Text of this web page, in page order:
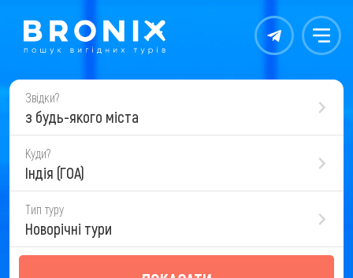
Контакты Меню
Звідки?
з будь-якого міста
Куди?
Індія (ГОА)
Тип туру
Новорічні тури